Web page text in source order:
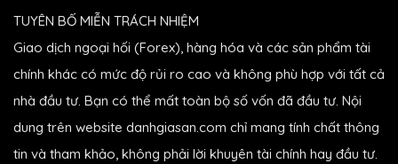
TUYÊN BỐ MIỄN TRÁCH NHIỆM
Giao dịch ngoại hối (Forex), hàng hóa và các sản phẩm tài
chính khác có mức độ rủi ro cao và không phù hợp với tất cả
nhà đầu tư. Bạn có thể mất toàn bộ số vốn đã đầu tư. Nội
dung trên website danhgiasan.com chỉ mang tính chất thông
tin và tham khảo, không phải lời khuyên tài chính hay đầu tư.